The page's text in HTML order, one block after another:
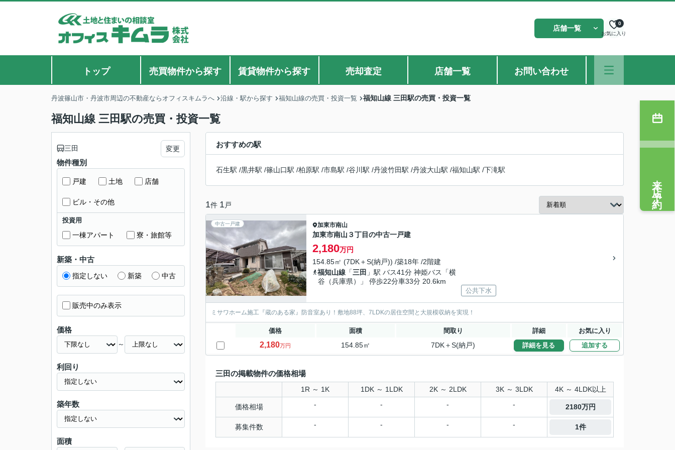
店舗一覧
お気に入り
0
トップ 売買物件から探す 賃貸物件から探す 売却査定 店舗一覧 お問い合わせ
丹波篠山市・丹波市周辺の不動産ならオフィスキムラへ 沿線・駅から探す 福知山線の売買・投資一覧 福知山線 三田駅の売買・投資一覧
福知山線 三田駅の売買・投資一覧
おすすめの駅
石生駅 /黒井駅 /篠山口駅 /柏原駅 /市島駅 /谷川駅 /丹波竹田駅 /丹波大山駅 /福知山駅 /下滝駅
1件 1戸
中古一戸建 加東市南山
加東市南山３丁目の中古一戸建
2,180万円
154.85㎡ (7DK＋S(納戸)) /築18年 /2階建
福知山線 「三田 」駅 バス41分 神姫バス「横
谷（兵庫県）」 停歩22分車33分 20.6km
公共下水
ミサワホーム施工『蔵のある家』防音室あり！敷地88坪、7LDKの居住空間と大規模収納を実現！
価格 面積 間取り 詳細 お気に入り
2,180万円 154.85㎡ 7DK＋S(納戸) 詳細を見る 追加する
三田の掲載物件の価格相場
1R ～ 1K 1DK ～ 1LDK 2K ～ 2LDK 3K ～ 3LDK 4K ～ 4LDK以上
価格相場 - - - - 2180万円
募集件数 - - - - 1件
三田 変更
物件種別
戸建 土地 店舗
ビル・その他
投資用
一棟アパート 寮・旅館等
新築・中古
指定しない 新築 中古
販売中のみ表示
価格
～
利回り
築年数
面積
来店予約